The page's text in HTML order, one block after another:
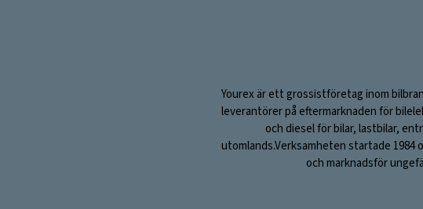
Yourex är ett grossistföretag inom
leverantörer på eftermarknaden för
och diesel för bilar, lastbilar,
utomlands.Verksamheten startade 1984
och marknadsför